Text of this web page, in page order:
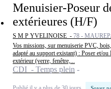
Menuisier-Poseur
extérieures (H/F)
S M P YVELINOISE - 78 -
Vos missions, sur menuiserie PVC,
adapté au support existant) : Poser et/
extérieur (verre, fenêtre,...
CDI - Temps plein